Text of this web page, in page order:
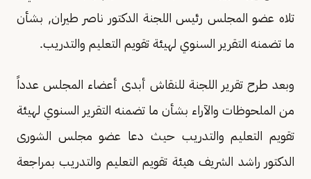
تلاه عضو المجلس رئيس اللجنة الدكتور ناصر طيران, بشأن
ما تضمنه التقرير السنوي لهيئة تقويم التعليم والتدريب.
وبعد طرح تقرير اللجنة للنقاش أبدى أعضاء المجلس عدداً
من الملحوظات والآراء بشأن ما تضمنه التقرير السنوي لهيئة
تقويم التعليم والتدريب حيث دعا عضو مجلس الشورى
الدكتور راشد الشريف هيئة تقويم التعليم والتدريب بمراجعة